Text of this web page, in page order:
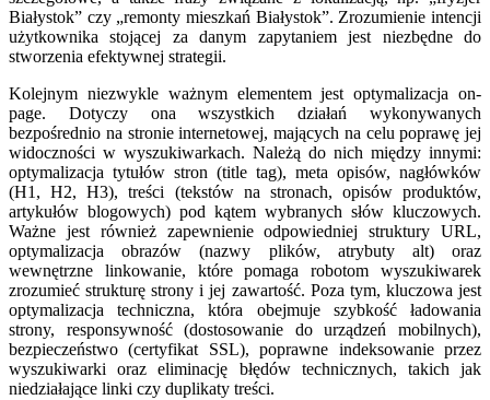
Białystok” czy „remonty mieszkań Białystok”. Zrozumienie intencji
użytkownika stojącej za danym zapytaniem jest niezbędne do
stworzenia efektywnej strategii.
Kolejnym niezwykle ważnym elementem jest optymalizacja on-
page. Dotyczy ona wszystkich działań wykonywanych
bezpośrednio na stronie internetowej, mających na celu poprawę jej
widoczności w wyszukiwarkach. Należą do nich między innymi:
optymalizacja tytułów stron (title tag), meta opisów, nagłówków
(H1, H2, H3), treści (tekstów na stronach, opisów produktów,
artykułów blogowych) pod kątem wybranych słów kluczowych.
Ważne jest również zapewnienie odpowiedniej struktury URL,
optymalizacja obrazów (nazwy plików, atrybuty alt) oraz
wewnętrzne linkowanie, które pomaga robotom wyszukiwarek
zrozumieć strukturę strony i jej zawartość. Poza tym, kluczowa jest
optymalizacja techniczna, która obejmuje szybkość ładowania
strony, responsywność (dostosowanie do urządzeń mobilnych),
bezpieczeństwo (certyfikat SSL), poprawne indeksowanie przez
wyszukiwarki oraz eliminację błędów technicznych, takich jak
niedziałające linki czy duplikaty treści.